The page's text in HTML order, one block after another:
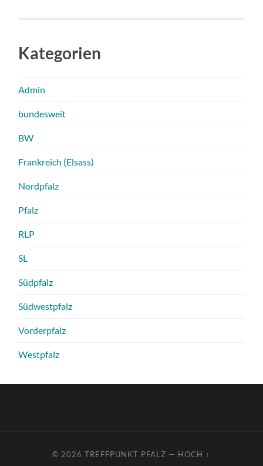
Kategorien
Admin
bundesweit
BW
Frankreich (Elsass)
Nordpfalz
Pfalz
RLP
SL
Südpfalz
Südwestpfalz
Vorderpfalz
Westpfalz
© 2026TREFFPUNKT PFALZ — HOCH ↑